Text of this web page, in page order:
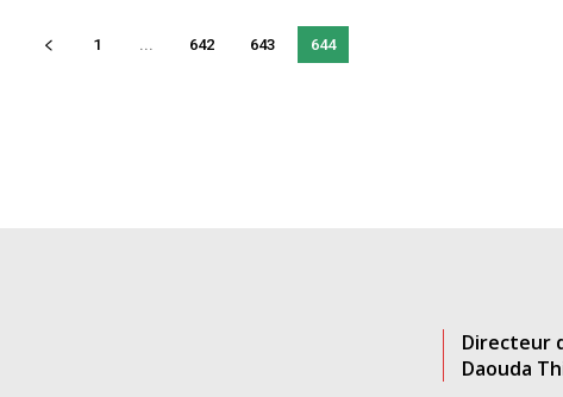
1 642 643 644
Directeur
Daouda